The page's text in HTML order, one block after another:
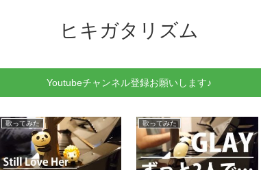
ヒキガタリズム
Youtubeチャンネル登録お願いします♪
歌ってみた 歌ってみた